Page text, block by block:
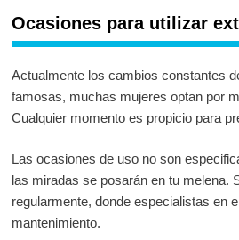
Ocasiones para utilizar
Actualmente los cambios constantes
famosas, muchas mujeres optan por
Cualquier momento es propicio para
Las ocasiones de uso no son
las miradas se posarán en tu melena.
regularmente, donde especialistas en
mantenimiento.